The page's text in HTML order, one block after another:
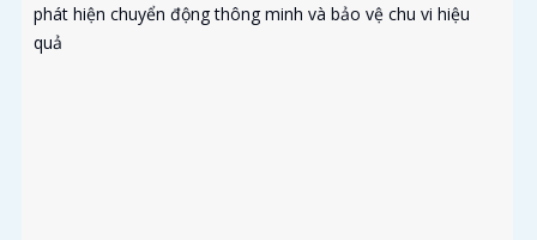
phát hiện chuyển động thông minh và bảo vệ chu vi hiệu
quả